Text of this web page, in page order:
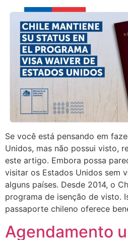
Se você está pensando em
Unidos, mas não possui visto,
este artigo. Embora possa
visitar os Estados Unidos sem
alguns países. Desde 2014, o
programa de isenção de visto.
passaporte chileno oferece
Agendamento